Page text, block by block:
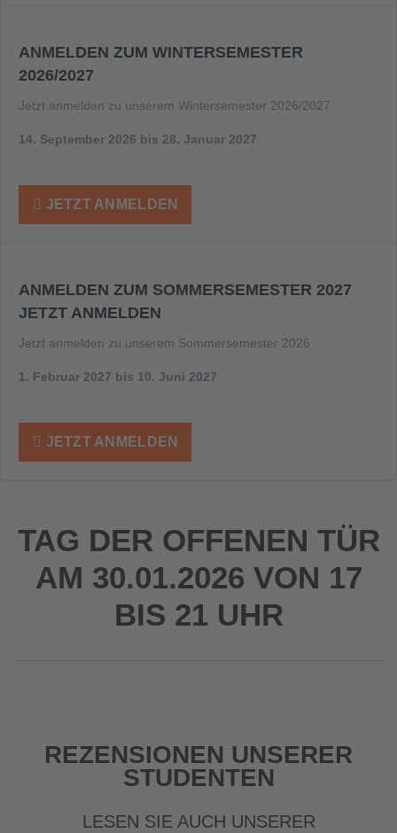
ANMELDEN ZUM WINTER­SEMESTER
2026/2027
Jetzt anmelden zu unserem Wintersemester 2026/2027
14. September 2026 bis 28. Januar 2027
JETZT ANMELDEN
ANMELDEN ZUM SOMMERSEMESTER 2027
JETZT ANMELDEN
Jetzt anmelden zu unserem Sommersemester 2026
1. Februar 2027 bis 10. Juni 2027
JETZT ANMELDEN
TAG DER OFFENEN TÜR
AM 30.01.2026 VON 17
BIS 21 UHR
REZENSIONEN UNSERER
STUDENTEN
LESEN SIE AUCH UNSERER